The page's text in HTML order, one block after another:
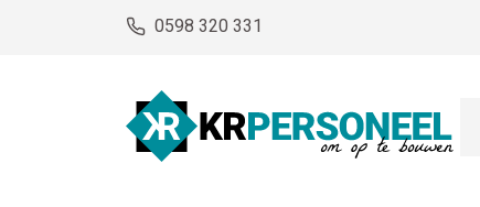
0598 320 331